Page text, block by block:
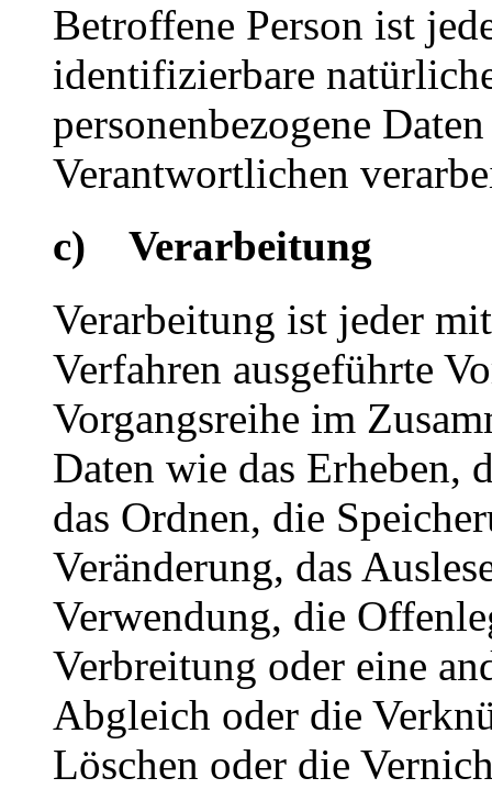
Betroffene Person ist
identifizierbare
personenbezogene
Verantwortlichen
c) Verarbeitung
Verarbeitung ist jeder
Verfahren ausgeführte
Vorgangsreihe im
Daten wie das Erheben,
das Ordnen, die
Veränderung, das
Verwendung, die
Verbreitung oder eine
Abgleich oder die
Löschen oder die